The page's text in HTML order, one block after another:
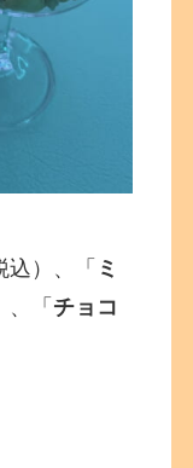
込）、「 ミ
、「 チョコ